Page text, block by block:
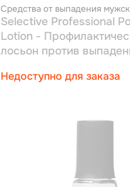
Средства от выпадения
Selective Professional
Lotion -
лосьон против
Недоступно для заказа